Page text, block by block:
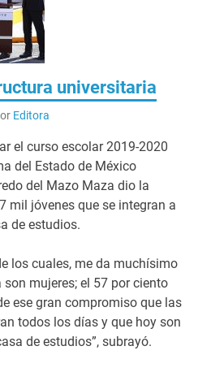
universitaria
Editora
el curso escolar 2019-2020
del Estado de México
del Mazo Maza dio la
mil jóvenes que se integran a
de estudios.
los cuales, me da muchísimo
mujeres; el 57 por ciento
ese gran compromiso que las
todos los días y que hoy son
de estudios”, subrayó.